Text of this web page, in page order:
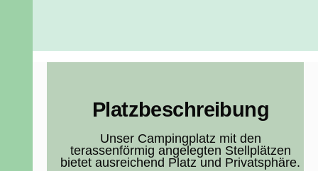
Platzbeschreibung
Unser Campingplatz mit den
terassenförmig angelegten Stellplätzen
bietet ausreichend Platz und Privatsphäre.